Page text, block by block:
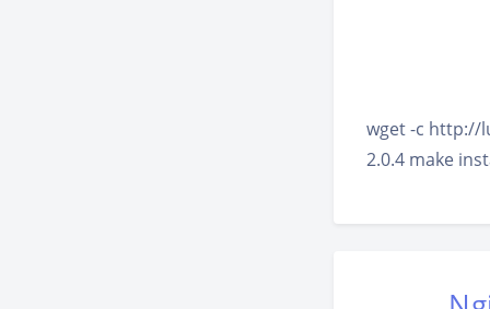
wget -c http://
2.0.4 make